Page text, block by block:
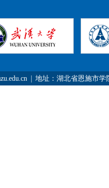
| 地址：湖北省恩施